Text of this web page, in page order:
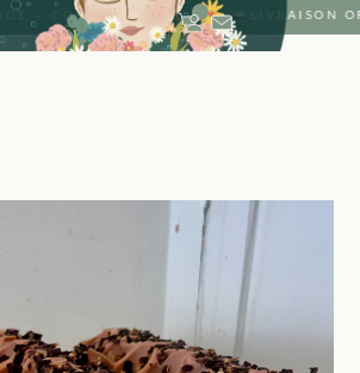
— CODE : SAVON · LIVRAISON